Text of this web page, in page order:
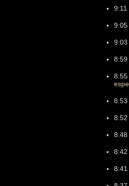
9:11
9:05
9:03
8:59
8:55
8:53
8:52
8:48
8:42
8:41